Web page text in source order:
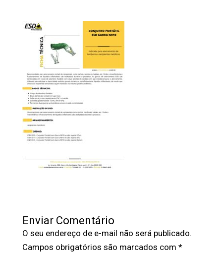
Enviar Comentário
O seu endereço de e-mail não será publicado.
Campos obrigatórios são marcados com *